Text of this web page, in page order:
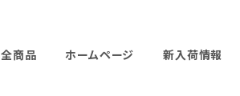
全商品 ホームページ 新入荷情報